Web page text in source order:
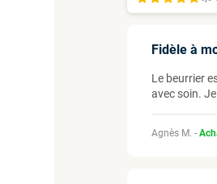
Fidèle à
Le beurrier
avec soin.
Agnès M. -